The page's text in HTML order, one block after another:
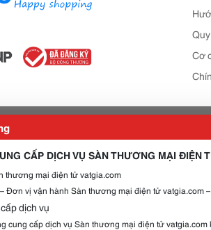
Cơ
CẤP DỊCH VỤ SÀN THƯƠNG MẠI ĐIỆN
thương mại điện tử vatgia.com
Đơn vị vận hành Sàn thương mại điện tử vatgia.com
dịch vụ
cung cấp dịch vụ Sàn thương mại điện tử vatgia.com